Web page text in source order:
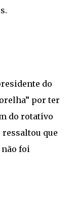
do
por ter
do rotativo
ressaltou que
não foi